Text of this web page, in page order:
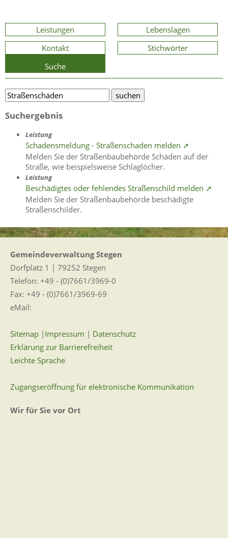
Leistungen
Lebenslagen
Kontakt
Stichwörter
Suche
Suchergebnis
Leistung
Schadensmeldung - Straßenschaden melden ➚
Melden Sie der Straßenbaubehörde Schäden auf der
Straße, wie beispielsweise Schlaglöcher.
Leistung
Beschädigtes oder fehlendes Straßenschild melden ➚
Melden Sie der Straßenbaubehörde beschädigte
Straßenschilder.
Gemeindeverwaltung Stegen
Dorfplatz 1 | 79252 Stegen
Telefon: +49 - (0)7661/3969-0
Fax: +49 - (0)7661/3969-69
eMail:
Sitemap | Impressum | Datenschutz
Erklärung zur Barrierefreiheit
Leichte Sprache
Zugangseröffnung für elektronische Kommunikation
Wir für Sie vor Ort